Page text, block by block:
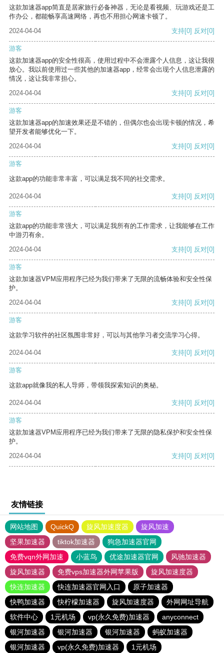
这款加速器app简直是居家旅行必备神器，无论是看视频、玩游戏还是工
作办公，都能畅享高速网络，再也不用担心网速卡顿了。
2024-04-04
支持[0] 反对[0]
游客
这款加速器app的安全性很高，使用过程中不会泄露个人信息，这让我很
放心。我以前使用过一些其他的加速器app，经常会出现个人信息泄露的
情况，这让我非常担心。
2024-04-04
支持[0] 反对[0]
游客
这款加速器app的加速效果还是不错的，但偶尔也会出现卡顿的情况，希
望开发者能够优化一下。
2024-04-04
支持[0] 反对[0]
游客
这款app的功能非常丰富，可以满足我不同的社交需求。
2024-04-04 支持[0] 反对[0]
游客
这款app的功能非常强大，可以满足我所有的工作需求，让我能够在工作
中游刃有余。
2024-04-04
支持[0] 反对[0]
游客
这款加速器VPM应用程序已经为我们带来了无限的流畅体验和安全性保
护。
2024-04-04
支持[0] 反对[0]
游客
这款学习软件的社区氛围非常好，可以与其他学习者交流学习心得。
2024-04-04 支持[0] 反对[0]
游客
这款app就像我的私人导师，带领我探索知识的奥秘。
2024-04-04 支持[0] 反对[0]
游客
这款加速器VPM应用程序已经为我们带来了无限的隐私保护和安全性保
护。
2024-04-04
支持[0] 反对[0]
友情链接
网站地图 QuickQ 旋风加速度器
旋风加速
坚果加速器
tiktok加速器
狗急加速器官网
免费vqn外网加速
小蓝鸟 优途加速器官网
风驰加速器
旋风加速器
免费vps加速器外网苹果版
旋风加速度器
快连加速器
快连加速器官网入口
原子加速器
快鸭加速器
快柠檬加速器 旋风加速度器
外网网址导航
软件中心
1元机场 vp(永久免费)加速器
anyconnect
银河加速器
银河加速器 银河加速器
蚂蚁加速器
银河加速器
vp(永久免费)加速器 1元机场